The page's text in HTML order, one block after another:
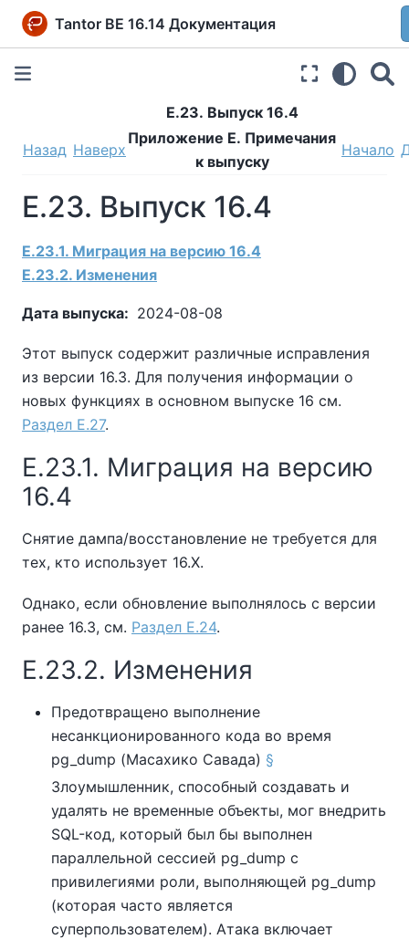
Tantor BE 16.14 Документация
E.23. Выпуск 16.4
Назад Наверх
Приложение E. Примечания
к выпуску
Начало
E.23. Выпуск 16.4
E.23.1. Миграция на версию 16.4
E.23.2. Изменения
Дата выпуска: 2024-08-08
Этот выпуск содержит различные исправления
из версии 16.3. Для получения информации о
новых функциях в основном выпуске 16 см.
Раздел E.27.
E.23.1. Миграция на версию
16.4
Снятие дампа/восстановление не требуется для
тех, кто использует 16.X.
Однако, если обновление выполнялось с версии
ранее 16.3, см. Раздел E.24.
E.23.2. Изменения
Предотвращено выполнение
несанкционированного кода во время
pg_dump (Масахико Савада) §
Злоумышленник, способный создавать и
удалять не временные объекты, мог внедрить
SQL-код, который был бы выполнен
параллельной сессией pg_dump с
привилегиями роли, выполняющей pg_dump
(которая часто является
суперпользователем). Атака включает